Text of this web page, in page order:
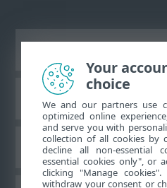
ESET
ESET-i
Your
choice
We and our partners use
optimized online
and serve you with
collection of all cookies by
decline all non-essential
essential cookies only", or
clicking "Manage
withdraw your consent or